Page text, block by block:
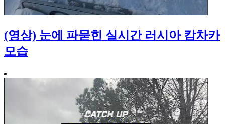
(영상) 눈에 파묻힌 실시간 러시아 캄차카
모습